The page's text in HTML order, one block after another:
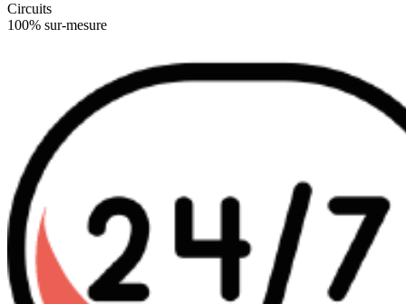
Circuits
100% sur-mesure